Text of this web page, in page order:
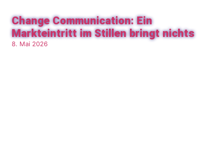
Change Communication: Ein
Markteintritt im Stillen bringt nichts
8. Mai 2026